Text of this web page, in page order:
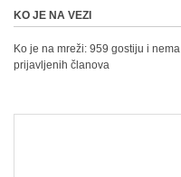
KO JE NA VEZI
Ko je na mreži: 959 gostiju i nema
prijavljenih članova